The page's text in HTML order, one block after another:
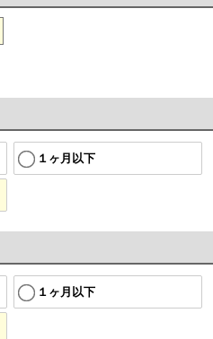
１ヶ月以下
１ヶ月以下